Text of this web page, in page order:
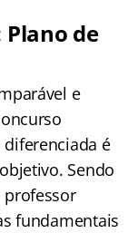
Plano de
e
é
Sendo
professor
fundamentais